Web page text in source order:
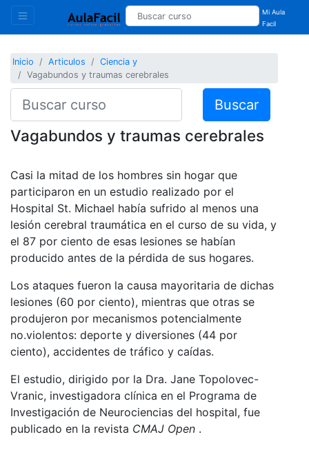
Mi Aula
Facil
Inicio Articulos
Ciencia y
Vagabundos y traumas cerebrales
Buscar
Vagabundos y traumas cerebrales
Casi la mitad de los hombres sin hogar que
participaron en un estudio realizado por el
Hospital St. Michael había sufrido al menos una
lesión cerebral traumática en el curso de su vida, y
el 87 por ciento de esas lesiones se habían
producido antes de la pérdida de sus hogares.
Los ataques fueron la causa mayoritaria de dichas
lesiones (60 por ciento), mientras que otras se
produjeron por mecanismos potencialmente
no.violentos: deporte y diversiones (44 por
ciento), accidentes de tráfico y caídas.
El estudio, dirigido por la Dra. Jane Topolovec-
Vranic, investigadora clínica en el Programa de
Investigación de Neurociencias del hospital, fue
publicado en la revista CMAJ Open .